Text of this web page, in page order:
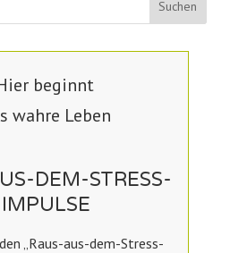
DEM-STRESS-
IMPULSE
„Raus-aus-dem-Stress-